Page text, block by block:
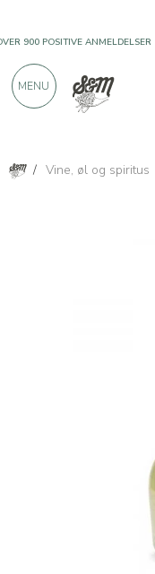
/ Vine, øl og spiritus
MENU